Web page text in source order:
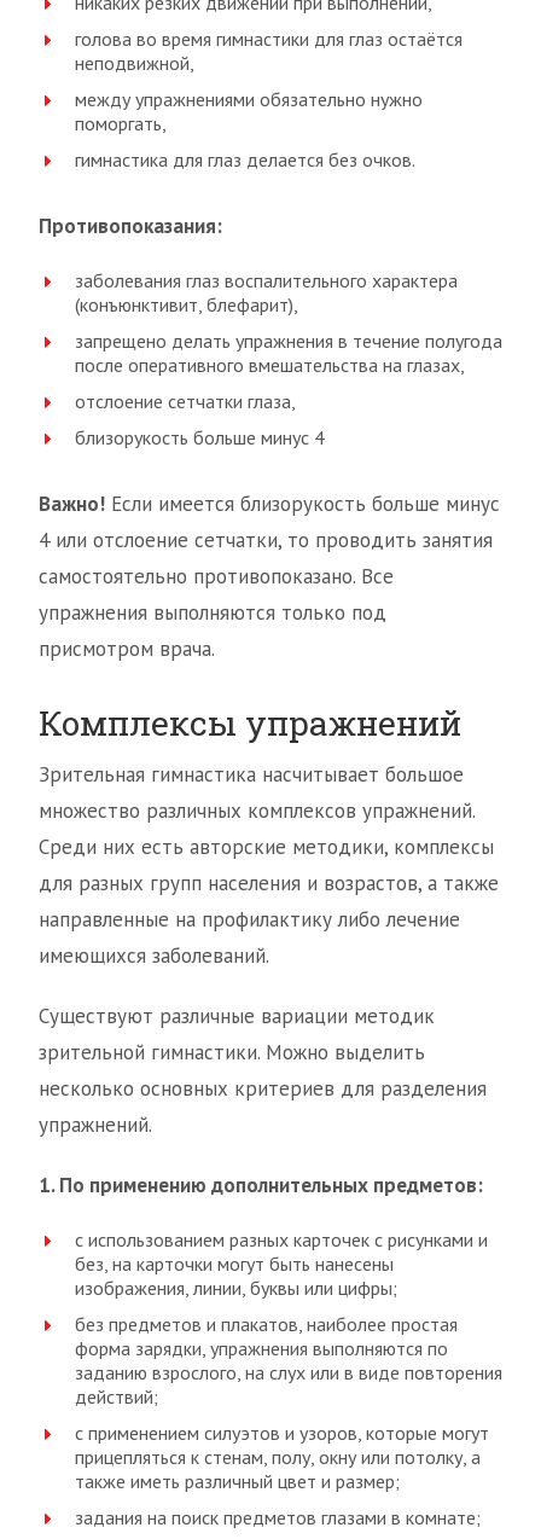
голова во время гимнастики для глаз остаётся
неподвижной,
между упражнениями обязательно нужно
поморгать,
гимнастика для глаз делается без очков.
Противопоказания:
заболевания глаз воспалительного характера
(конъюнктивит, блефарит),
запрещено делать упражнения в течение полугода
после оперативного вмешательства на глазах,
отслоение сетчатки глаза,
близорукость больше минус 4
Важно! Если имеется близорукость больше минус
4 или отслоение сетчатки, то проводить занятия
самостоятельно противопоказано. Все
упражнения выполняются только под
присмотром врача.
Комплексы упражнений
Зрительная гимнастика насчитывает большое
множество различных комплексов упражнений.
Среди них есть авторские методики, комплексы
для разных групп населения и возрастов, а также
направленные на профилактику либо лечение
имеющихся заболеваний.
Существуют различные вариации методик
зрительной гимнастики. Можно выделить
несколько основных критериев для разделения
упражнений.
1. По применению дополнительных предметов:
с использованием разных карточек с рисунками и
без, на карточки могут быть нанесены
изображения, линии, буквы или цифры;
без предметов и плакатов, наиболее простая
форма зарядки, упражнения выполняются по
заданию взрослого, на слух или в виде повторения
действий;
с применением силуэтов и узоров, которые могут
прицепляться к стенам, полу, окну или потолку, а
также иметь различный цвет и размер;
задания на поиск предметов глазами в комнате;